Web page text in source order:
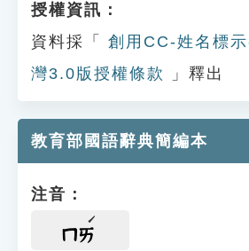
授權資訊：
資料採「
創用CC-姓名標
灣3.0版授權條款
」釋出
教育部國語辭典簡編本
注音：
ㄇㄞ